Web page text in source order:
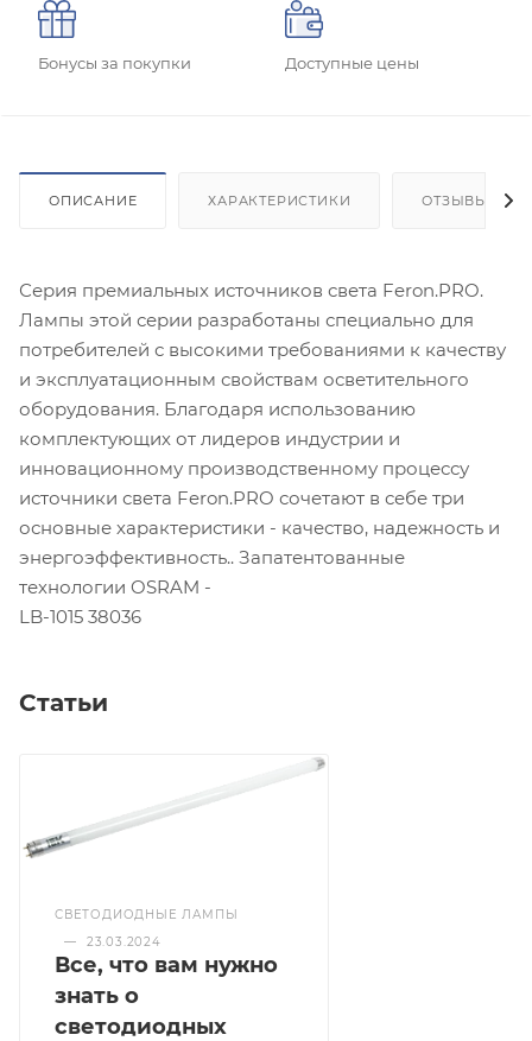
Бонусы за покупки Доступные цены
ОПИСАНИЕ ХАРАКТЕРИСТИКИ ОТЗЫВЫ
Серия премиальных источников света Feron.PRO.
Лампы этой серии разработаны специально для
потребителей с высокими требованиями к качеству
и эксплуатационным свойствам осветительного
оборудования. Благодаря использованию
комплектующих от лидеров индустрии и
инновационному производственному процессу
источники света Feron.PRO сочетают в себе три
основные характеристики - качество, надежность и
энергоэффективность.. Запатентованные
технологии OSRAM -
LB-1015 38036
Статьи
СВЕТОДИОДНЫЕ ЛАМПЫ
—
23.03.2024
Все, что вам нужно
знать о
светодиодных